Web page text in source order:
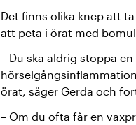
Det finns olika knep att
att peta i örat med
– Du ska aldrig stoppa
örat, säger Gerda och
– Om du ofta får en